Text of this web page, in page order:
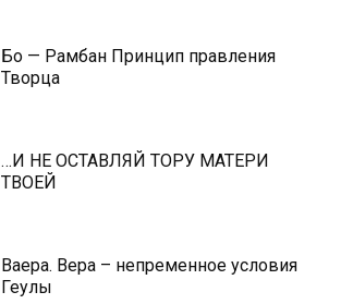
Бо — Рамбан Принцип правления
Творца
…И НЕ ОСТАВЛЯЙ ТОРУ МАТЕРИ
ТВОЕЙ
Ваера. Вера – непременное условия
Геулы